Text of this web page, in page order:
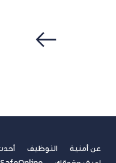
عن أمنية التوظيف